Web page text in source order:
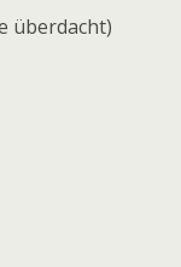
überdacht)